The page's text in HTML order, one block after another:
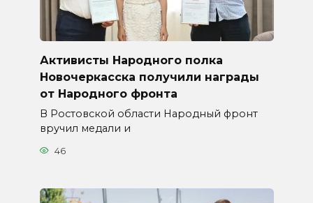
Активисты Народного полка
Новочеркасска получили награды
от Народного фронта
В Ростовской области Народный фронт
вручил медали и
46